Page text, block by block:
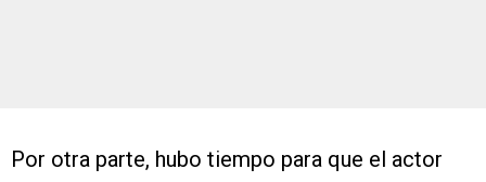
Por otra parte, hubo tiempo para que el actor